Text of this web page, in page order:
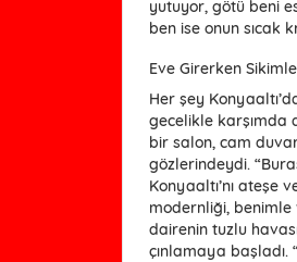
yutuyor, götü beni
ben ise onun sıcak
Eve Girerken
Her şey
gecelikle karşımda
bir salon, cam
gözlerindeydi.
Konyaaltı’nı ateşe
modernliği, benimle
dairenin tuzlu
çınlamaya